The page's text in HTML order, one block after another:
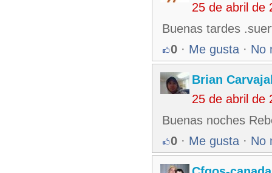
25 de abril de
Buenas tardes
0 · Me gusta · No
Brian
25 de abril de
Buenas noches
0 · Me gusta · No